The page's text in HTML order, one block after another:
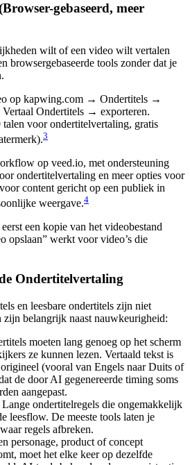
gebaseerd, meer
wilt of een video wilt vertalen
browsergebaseerde tools zonder dat je
op kapwing.com → Ondertitels →
Ondertitels → exporteren.
talen voor ondertitelvertaling, gratis
3
op veed.io, met ondersteuning
ondertitelvertaling en meer opties voor
content gericht op een publiek in
weergave.4
een kopie van het videobestand
opslaan” werkt voor video’s die
Ondertitelvertaling
en leesbare ondertitels zijn niet
zijn belangrijk naast nauwkeurigheid:
moeten lang genoeg op het scherm
ze kunnen lezen. Vertaald tekst is
(vooral van Engels naar Duits of
de door AI gegenereerde timing soms
aangepast.
Lange ondertitelregels die ongemakkelijk
leesflow. De meeste tools laten je
regels afbreken.
personage, product of concept
moet het elke keer op dezelfde